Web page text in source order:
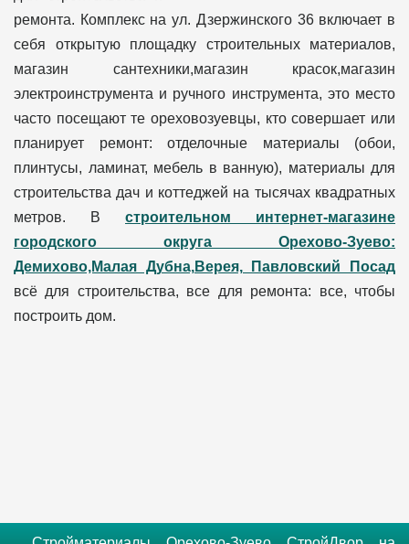
ремонта. Комплекс на ул. Дзержинского 36 включает в
себя открытую площадку строительных материалов,
магазин сантехники,магазин красок,магазин
электроинструмента и ручного инструмента, это место
часто посещают те ореховозуевцы, кто совершает или
планирует ремонт: отделочные материалы (обои,
плинтусы, ламинат, мебель в ванную), материалы для
строительства дач и коттеджей на тысячах квадратных
метров. В строительном интернет-магазине
городского округа Орехово-Зуево:
Демихово,Малая Дубна,Верея, Павловский Посад
всё для строительства, все для ремонта: все, чтобы
построить дом.